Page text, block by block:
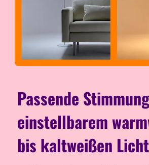
Passende
einstellbarem
bis kaltweißen Licht